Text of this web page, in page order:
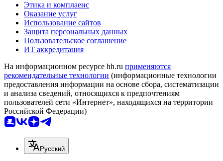
Этика и комплаенс
Оказание услуг
Использование сайтов
Защита персональных данных
Пользовательское соглашение
ИТ аккредитация
На информационном ресурсе hh.ru применяются
рекомендательные технологии (информационные технологии
предоставления информации на основе сбора, систематизации
и анализа сведений, относящихся к предпочтениям
пользователей сети «Интернет», находящихся на территории
Российской Федерации)
Русский